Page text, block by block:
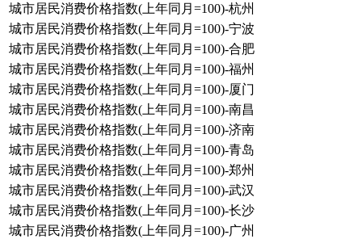
城市居民消费价格指数(上年同月=100)-杭州
城市居民消费价格指数(上年同月=100)-宁波
城市居民消费价格指数(上年同月=100)-合肥
城市居民消费价格指数(上年同月=100)-福州
城市居民消费价格指数(上年同月=100)-厦门
城市居民消费价格指数(上年同月=100)-南昌
城市居民消费价格指数(上年同月=100)-济南
城市居民消费价格指数(上年同月=100)-青岛
城市居民消费价格指数(上年同月=100)-郑州
城市居民消费价格指数(上年同月=100)-武汉
城市居民消费价格指数(上年同月=100)-长沙
城市居民消费价格指数(上年同月=100)-广州